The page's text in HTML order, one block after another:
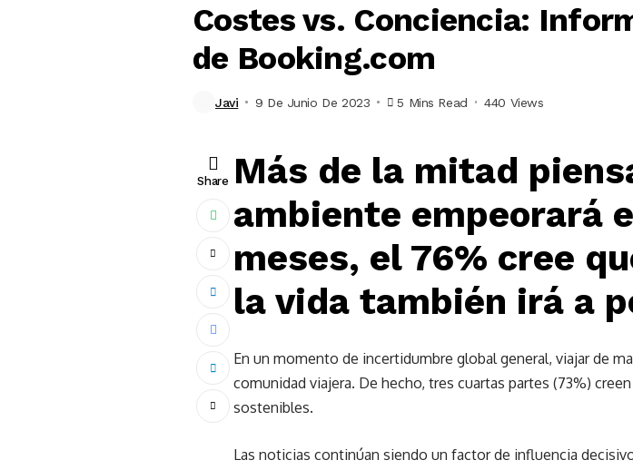
Costes vs. Conciencia:
de Booking.com
Javi 9 De Junio De 2023 5 Mins Read 440 Views
Share Más de la mitad
ambiente empeorará
meses, el 76% cree
la vida también irá a
En un momento de incertidumbre global general, viajar de
comunidad viajera. De hecho, tres cuartas partes (73%)
sostenibles.
Las noticias continúan siendo un factor de influencia